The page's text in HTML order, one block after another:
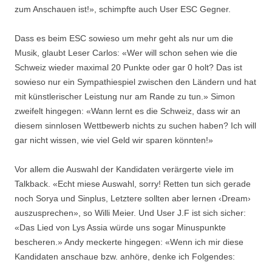
zum Anschauen ist!», schimpfte auch User ESC Gegner.
Dass es beim ESC sowieso um mehr geht als nur um die
Musik, glaubt Leser Carlos: «Wer will schon sehen wie die
Schweiz wieder maximal 20 Punkte oder gar 0 holt? Das ist
sowieso nur ein Sympathiespiel zwischen den Ländern und hat
mit künstlerischer Leistung nur am Rande zu tun.» Simon
zweifelt hingegen: «Wann lernt es die Schweiz, dass wir an
diesem sinnlosen Wettbewerb nichts zu suchen haben? Ich will
gar nicht wissen, wie viel Geld wir sparen könnten!»
Vor allem die Auswahl der Kandidaten verärgerte viele im
Talkback. «Echt miese Auswahl, sorry! Retten tun sich gerade
noch Sorya und Sinplus, Letztere sollten aber lernen ‹Dream›
auszusprechen», so Willi Meier. Und User J.F ist sich sicher:
«Das Lied von Lys Assia würde uns sogar Minuspunkte
bescheren.» Andy meckerte hingegen: «Wenn ich mir diese
Kandidaten anschaue bzw. anhöre, denke ich Folgendes: